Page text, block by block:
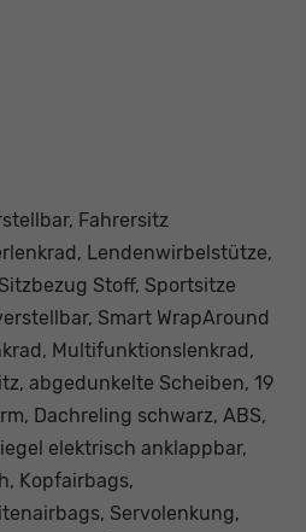
Fahrersitz
Lendenwirbelstütze,
Stoff, Sportsitze
Smart WrapAround
Multifunktionslenkrad,
abgedunkelte Scheiben, 19
Dachreling schwarz, ABS,
elektrisch anklappbar,
Kopfairbags,
Servolenkung,